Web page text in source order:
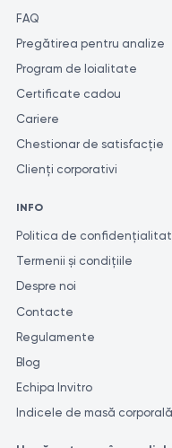
FAQ
Pregătirea pentru analize
Program de loialitate
Certificate cadou
Cariere
Chestionar de satisfacție
Clienți corporativi
INFO
Politica de
Termenii și condițiile
Despre noi
Contacte
Regulamente
Blog
Echipa Invitro
Indicele de masă corporală